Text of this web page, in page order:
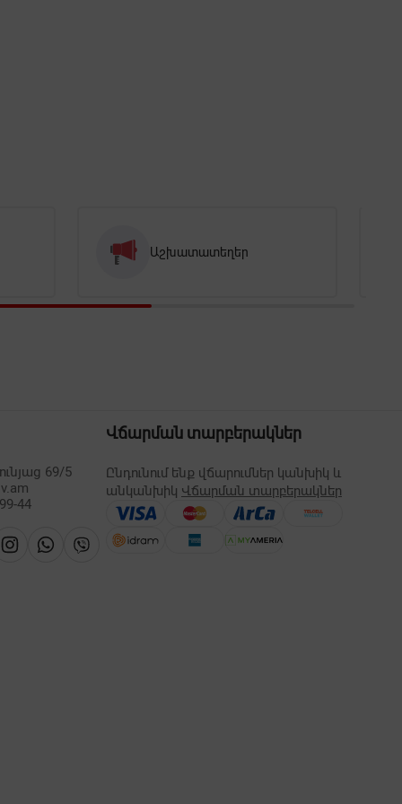
Աշխատատեղեր
69/5
44
Վճարման տարբերակներ
Ընդունում ենք վճարումներ կանխիկ և
անկանխիկ Վճարման տարբերակներ